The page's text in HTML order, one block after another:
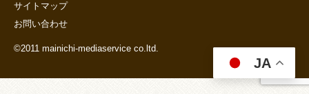
サイトマップ
お問い合わせ
©2011 mainichi-mediaservice co.ltd.
JA